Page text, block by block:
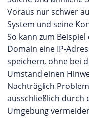
Voraus nur schwer
System und seine
So kann zum
Domain eine IP-
speichern, ohne bei
Umstand einen
Nachträglich
ausschließlich durch
Umgebung